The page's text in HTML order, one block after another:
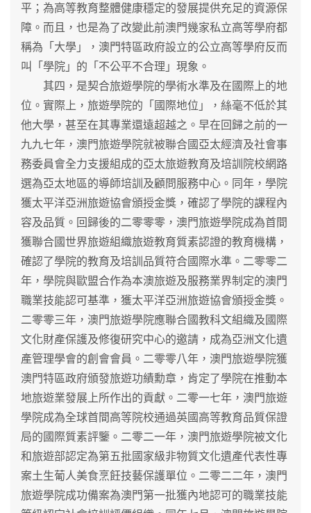
平；為高等教育整體健康穩定的發展提供充足的資源保
障。而且，也是為了改變此前澳門幾家私立高等學府都
稱為「大學」，澳門特區政府設立的公立高等學府反而
叫「學院」的「不公平不合理」現象。
其四，是契合旅遊學院的學術水準及在國際上的地
位。實際上，旅遊學院的「國際地位」，絲毫不低於其
他大學，甚至在其專業還遠超越之。早在回歸之前的一
九九七年，澳門旅遊學院就被聯合國亞太經濟及社會事
務委員會全力支援組成的亞太旅遊教育及培訓院校網路
選為亞太地區的導師培訓及顧問服務中心。同年，學院
獲太平洋亞洲旅遊協會頒授金獎，確認了學院的課程內
容及品質。回歸後的二零零零，澳門旅遊學院成為首間
獲聯合國世界旅遊組織旅遊教育質素認證的教育機構，
確認了學院的教育及培訓品質符合國際水準。二零零二
年，學院與歐盟合作為本澳旅遊及服務業界制定的澳門
職業技能認可基準，獲太平洋亞洲旅遊協會頒授金獎。
二零零三年，澳門旅遊學院應聯合國教科文組織及國際
文化財產保護及修復研究中心的邀請，成為亞洲文化遺
產管理學會的創會會員。二零零八年，澳門旅遊學院獲
澳門特區政府頒發旅遊功績勳章，肯定了學院在推動本
地旅遊業發展上所作出的貢獻。二零一七年，澳門旅遊
學院成為全球首間高等院校通過英國高等教育品質保證
局的國際質素評鑒。二零二一年，澳門旅遊學院被文化
和旅遊部認定為第五批國家級非物質文化遺產代表性專
案土生葡人美食烹飪技藝保護單位。二零二二年，澳門
旅遊學院成功備案為澳門第一批獲內地認可的職業技能